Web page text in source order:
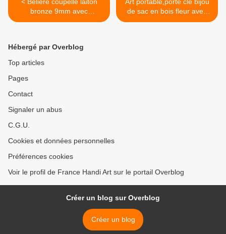
bronze 9mm avec
anneau,soucoupe
fimo,diy bijou pendentif
breloque,bobo boho
victorien,deco scrap
de sac en bois fleur avec
cabochon rond en verre
Hébergé par Overblog
Top articles
Pages
Contact
Signaler un abus
C.G.U.
Cookies et données personnelles
Préférences cookies
Voir le profil de France Handi Art sur le portail Overblog
Créer un blog sur Overblog
Créer un blog